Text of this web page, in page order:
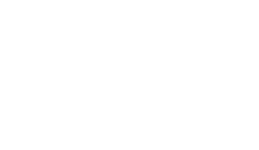
Аккумуляторы для
Аккумуляторы для